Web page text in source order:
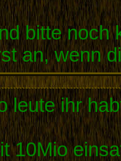
bitte noch
an, wenn
leute ihr
10Mio